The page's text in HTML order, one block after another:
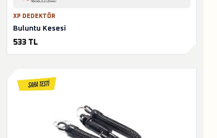
XP DEDEKTÖR
Buluntu Kesesi
533 TL